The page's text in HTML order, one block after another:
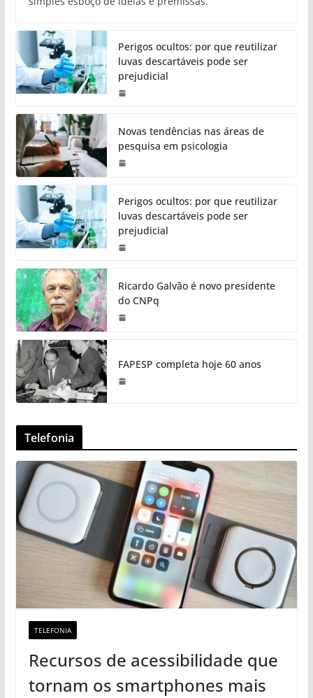
Perigos ocultos: por que reutilizar
luvas descartáveis pode ser
prejudicial
Novas tendências nas áreas de
pesquisa em psicologia
Perigos ocultos: por que reutilizar
luvas descartáveis pode ser
prejudicial
Ricardo Galvão é novo presidente
do CNPq
FAPESP completa hoje 60 anos
Telefonia
TELEFONIA
Recursos de acessibilidade que
tornam os smartphones mais